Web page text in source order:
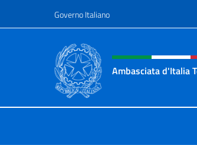
Governo Italiano
Intestazione sito,
Ambasciata d'Italia